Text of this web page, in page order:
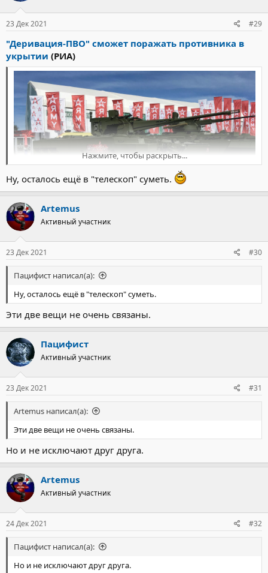
23 Дек 2021 #29
"Деривация-ПВО" сможет поражать противника в
укрытии (РИА)
Зенитный артиллерийский комплекс (ЗАК) "Деривация-ПВО",
вооруженный пушкой калибра 57 миллиметров, сможет
поражать специальными управляемыми снарядами
противника, укрывшегося от прямого выстрела в траншее,
окопе или за бруствером, ведутся соответствующие испытания,
сообщил РИА Новости источник в оборонно-промышленном
комплексе.
"За счет применения снарядов с управляемым подрывом и
новейшей системы управления огнем разработанный
Уралвагонзаводом ЗАК-57 "Деривация-ПВО" сможет
уничтожать находящегося в укрытиях противника, который не
сможет достать, например, живую силу, укрывшуюся в окопах,
траншее, за стеной здания, какими-либо препятствиями", -
сказал собеседник агентства.
Он добавил, что "ранее были проведены предварительные
испытания "Деривации-ПВО" по применению в условиях
...
Нажмите, чтобы раскрыть...
Ну, осталось ещё в "телескоп" суметь.
Artemus
Активный участник
23 Дек 2021 #30
Пацифист написал(а):
Ну, осталось ещё в "телескоп" суметь.
Эти две вещи не очень связаны.
Пацифист
Активный участник
23 Дек 2021 #31
Artemus написал(а):
Эти две вещи не очень связаны.
Но и не исключают друг друга.
Artemus
Активный участник
24 Дек 2021 #32
Пацифист написал(а):
Но и не исключают друг друга.